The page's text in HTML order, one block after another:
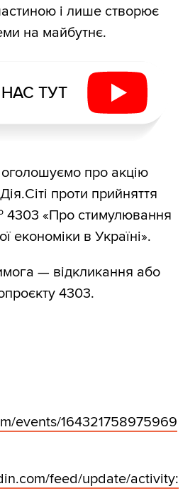
і лише створює
на майбутнє.
ТУТ
про акцію
проти прийняття
4303 «Про стимулювання
економіки в Україні».
— відкликання або
4303.
events/164321758975969
feed/update/activity: